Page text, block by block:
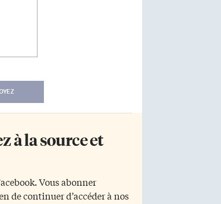
à la source et
Vous abonner
de continuer d’accéder à nos